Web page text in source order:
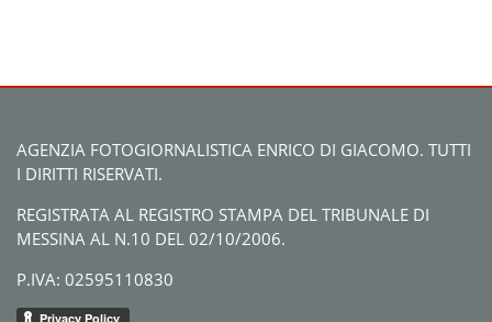
AGENZIA FOTOGIORNALISTICA ENRICO DI GIACOMO. TUTTI
I DIRITTI RISERVATI.
REGISTRATA AL REGISTRO STAMPA DEL TRIBUNALE DI
MESSINA AL N.10 DEL 02/10/2006.
P.IVA: 02595110830